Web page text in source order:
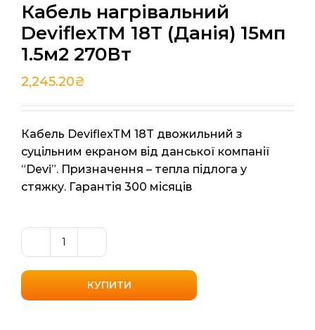
Кабель нагрівальний
DeviflexTM 18T (Данія) 15мп
1.5м2 270Вт
2,245.20₴
Кабель DeviflexTM 18T двожильний з
суцільним екраном від данської компанії
“Devi”. Призначення – тепла підлога у
стяжку. Гарантія 300 місяців
Кабель
нагрівальний
DeviflexTM
18T
КУПИТИ